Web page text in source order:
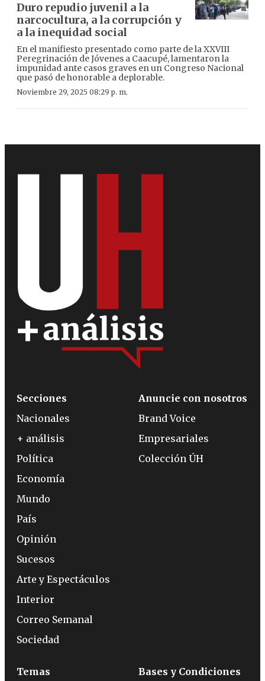
Duro repudio juvenil a la
narcocultura, a la corrupción y
a la inequidad social
En el manifiesto presentado como parte de la XXVIII
Peregrinación de Jóvenes a Caacupé, lamentaron la
impunidad ante casos graves en un Congreso Nacional
que pasó de honorable a deplorable.
Noviembre 29, 2025 08:29 p. m.
Secciones
Nacionales
+ análisis
Política
Economía
Mundo
País
Opinión
Sucesos
Arte y Espectáculos
Interior
Correo Semanal
Sociedad
Anuncie con nosotros
Brand Voice
Empresariales
Colección ÚH
Temas Bases y Condiciones